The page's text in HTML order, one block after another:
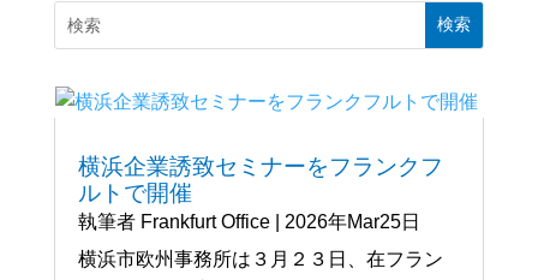
横浜企業誘致セミナーをフランクフ
ルトで開催
執筆者 Frankfurt Office| 2026年Mar25日
横浜市欧州事務所は３月２３日、在フラン